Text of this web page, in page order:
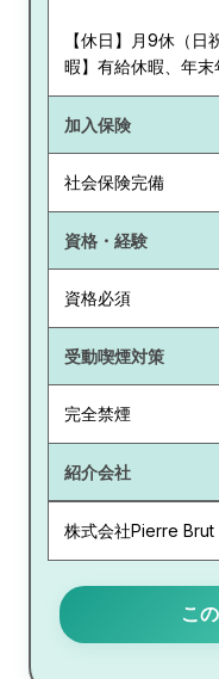
【休日】月9休（
暇】有給休暇、年末
加入保険
社会保険完備
資格・経験
資格必須
受動喫煙対策
完全禁煙
紹介会社
株式会社Pierre Brut
こ